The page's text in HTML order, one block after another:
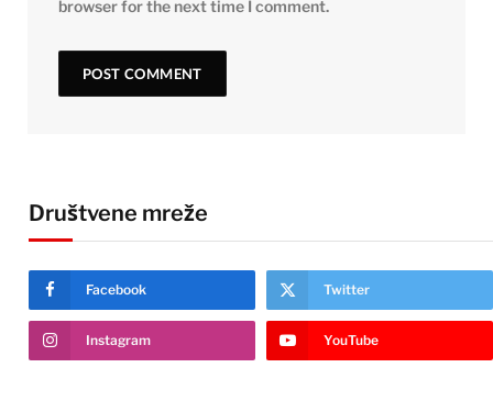
browser for the next time I comment.
Društvene mreže
Facebook Twitter
Instagram YouTube